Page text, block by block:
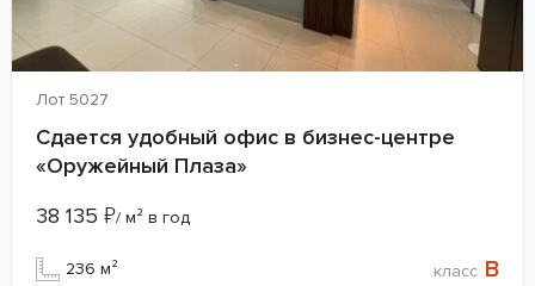
Лот 5027
Сдается удобный офис в бизнес-центре
«Оружейный Плаза»
38 135 ₽/ м² в год
236 м² класс B